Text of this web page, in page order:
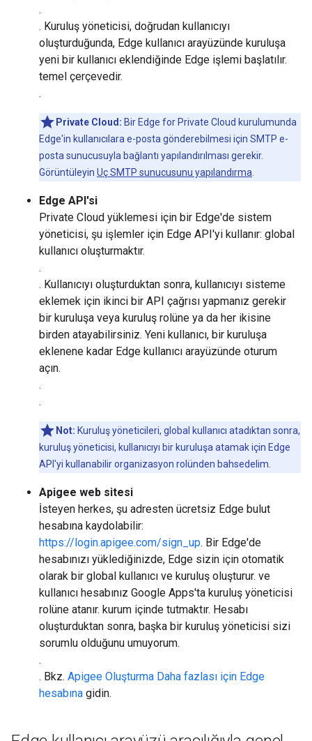
.
. Kuruluş yöneticisi, doğrudan kullanıcıyı
oluşturduğunda, Edge kullanıcı arayüzünde kuruluşa
yeni bir kullanıcı eklendiğinde Edge işlemi başlatılır.
temel çerçevedir.
.
Private Cloud: Bir Edge for Private Cloud kurulumunda
Edge'in kullanıcılara e-posta gönderebilmesi için SMTP e-
posta sunucusuyla bağlantı yapılandırılması gerekir.
Görüntüleyin Uç SMTP sunucusunu yapılandırma
Edge API'si
Private Cloud yüklemesi için bir Edge'de sistem
yöneticisi, şu işlemler için Edge API'yi kullanır: global
kullanıcı oluşturmaktır.
.
. Kullanıcıyı oluşturduktan sonra, kullanıcıyı sisteme
eklemek için ikinci bir API çağrısı yapmanız gerekir
bir kuruluşa veya kuruluş rolüne ya da her ikisine
birden atayabilirsiniz. Yeni kullanıcı, bir kuruluşa
eklenene kadar Edge kullanıcı arayüzünde oturum
açın.
.
.
Not: Kuruluş yöneticileri, global kullanıcı atadıktan sonra,
kuruluş yöneticisi, kullanıcıyı bir kuruluşa atamak için Edge
API'yi kullanabilir organizasyon rolünden bahsedelim.
Apigee web sitesi
İsteyen herkes, şu adresten ücretsiz Edge bulut
hesabına kaydolabilir:
https://login.apigee.com/sign_up. Bir Edge'de
hesabınızı yüklediğinizde, Edge sizin için otomatik
olarak bir global kullanıcı ve kuruluş oluşturur. ve
kullanıcı hesabınız Google Apps'ta kuruluş yöneticisi
rolüne atanır. kurum içinde tutmaktır. Hesabı
oluşturduktan sonra, başka bir kuruluş yöneticisi sizi
sorumlu olduğunu umuyorum.
.
. Bkz. Apigee Oluşturma Daha fazlası için Edge
hesabına gidin.